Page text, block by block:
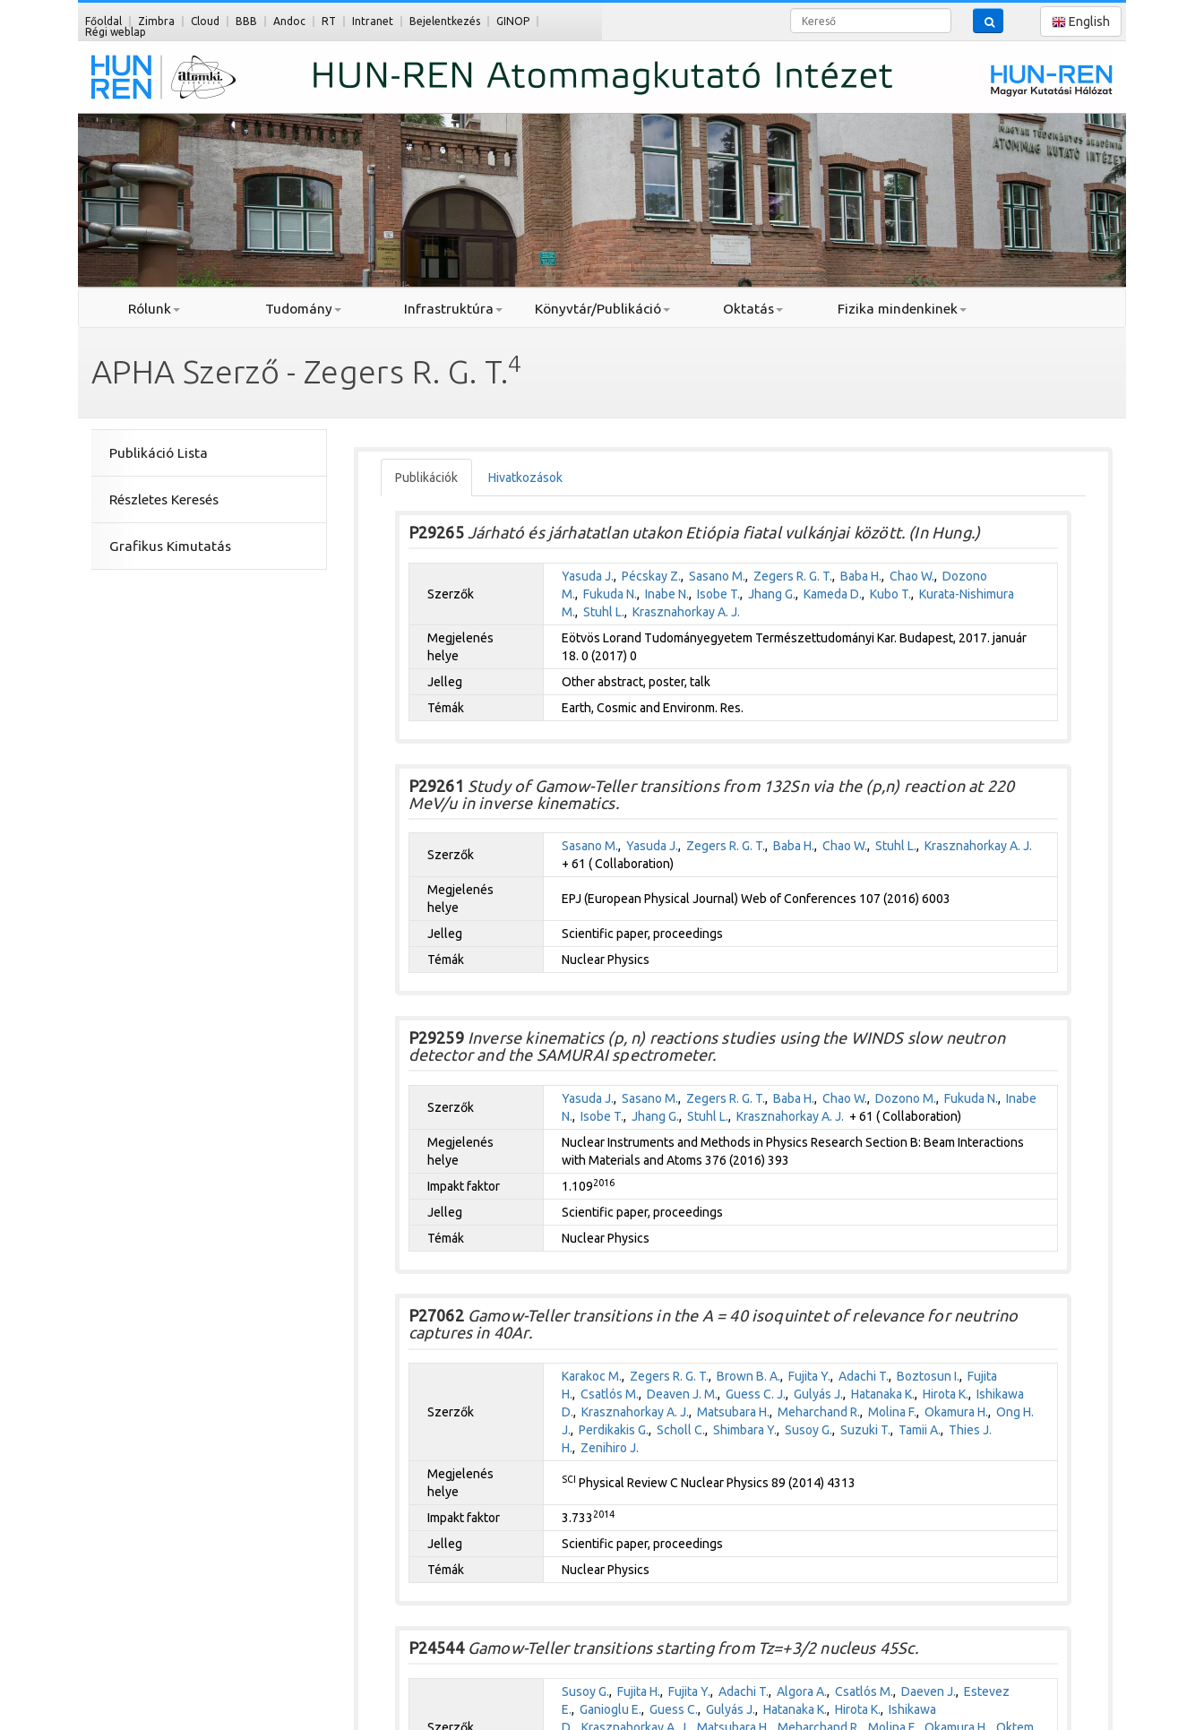
Főoldal Zimbra Cloud BBB Andoc RT Intranet Bejelentkezés
GINOP
Régi weblap
Kereső English
Rólunk Tudomány Infrastruktúra Könyvtár/Publikáció Oktatás Fizika mindenkinek
APHA Szerző - Zegers R. G. T.4
Publikáció Lista
Részletes Keresés
Grafikus Kimutatás
Publikációk Hivatkozások
P29265Járható és járhatatlan utakon Etiópia fiatal vulkánjai között. (In Hung.)
Szerzők
Yasuda J., Pécskay Z., Sasano M., Zegers R. G. T., Baba H., Chao W., Dozono
M., Fukuda N., Inabe N., Isobe T., Jhang G., Kameda D., Kubo T., Kurata-Nishimura
M., Stuhl L., Krasznahorkay A. J.
Megjelenés
helye
Eötvös Lorand Tudományegyetem Természettudományi Kar. Budapest, 2017. január
18. 0 (2017) 0
Jelleg
Other abstract, poster, talk
Témák
Earth, Cosmic and Environm. Res.
P29261 Study of Gamow-Teller transitions from 132Sn via the (p,n) reaction at 220
MeV/u in inverse kinematics.
Szerzők
Sasano M., Yasuda J., Zegers R. G. T., Baba H., Chao W., Stuhl L., Krasznahorkay A. J.
+ 61 ( Collaboration)
Megjelenés
helye
EPJ (European Physical Journal) Web of Conferences 107 (2016) 6003
Jelleg
Scientific paper, proceedings
Témák
Nuclear Physics
P29259Inverse kinematics (p, n) reactions studies using the WINDS slow neutron
detector and the SAMURAI spectrometer.
Szerzők
Yasuda J., Sasano M., Zegers R. G. T., Baba H., Chao W., Dozono M., Fukuda N., Inabe
N., Isobe T., Jhang G., Stuhl L., Krasznahorkay A. J. + 61 ( Collaboration)
Megjelenés
helye
Nuclear Instruments and Methods in Physics Research Section B: Beam Interactions
with Materials and Atoms 376 (2016) 393
Impakt faktor
1.1092016
Jelleg
Scientific paper, proceedings
Témák
Nuclear Physics
P27062Gamow-Teller transitions in the A = 40 isoquintet of relevance for neutrino
captures in 40Ar.
Szerzők
Karakoc M., Zegers R. G. T., Brown B. A., Fujita Y., Adachi T., Boztosun I., Fujita
H., Csatlós M., Deaven J. M., Guess C. J., Gulyás J., Hatanaka K., Hirota K., Ishikawa
D., Krasznahorkay A. J., Matsubara H., Meharchand R., Molina F., Okamura H., Ong H.
J., Perdikakis G., Scholl C., Shimbara Y., Susoy G., Suzuki T., Tamii A., Thies J.
H., Zenihiro J.
Megjelenés
helye
SCI Physical Review C Nuclear Physics 89 (2014) 4313
Impakt faktor 3.733 2014
Jelleg
Scientific paper, proceedings
Témák
Nuclear Physics
P24544Gamow-Teller transitions starting from Tz=+3/2 nucleus 45Sc.
Szerzők
Susoy G., Fujita H., Fujita Y., Adachi T., Algora A., Csatlós M., Daeven J., Estevez
E., Ganioglu E., Guess C., Gulyás J., Hatanaka K., Hirota K., Ishikawa
D., Krasznahorkay A. J., Matsubara H., Meharchand R., Molina F., Okamura H., Oktem